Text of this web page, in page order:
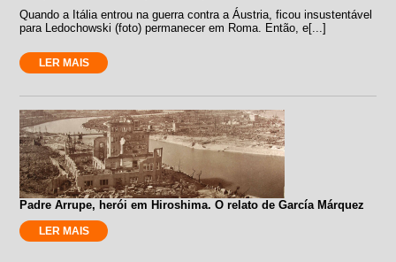
Quando a Itália entrou na guerra contra a Áustria, ficou insustentável
para Ledochowski (foto) permanecer em Roma. Então, e[...]
LER MAIS
Padre Arrupe, herói em Hiroshima. O relato de García Márquez
LER MAIS